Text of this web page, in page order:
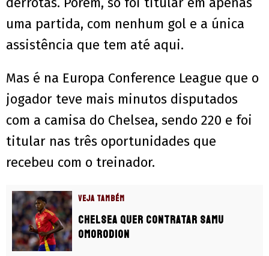
uma partida, com nenhum gol e a única
assistência que tem até aqui.
Mas é na Europa Conference League que o
jogador teve mais minutos disputados
com a camisa do Chelsea, sendo 220 e foi
titular nas três oportunidades que
recebeu com o treinador.
VEJA TAMBÉM
Chelsea quer contratar Samu
Omorodion